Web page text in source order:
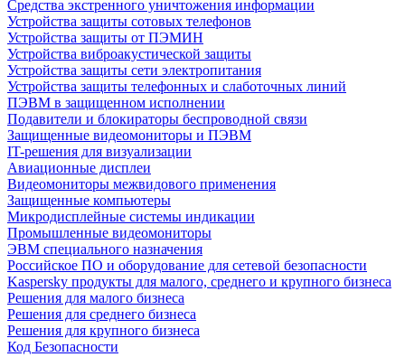
Средства экстренного уничтожения информации
Устройства защиты сотовых телефонов
Устройства защиты от ПЭМИН
Устройства виброакустической защиты
Устройства защиты сети электропитания
Устройства защиты телефонных и слаботочных линий
ПЭВМ в защищенном исполнении
Подавители и блокираторы беспроводной связи
Защищенные видеомониторы и ПЭВМ
IT-решения для визуализации
Авиационные дисплеи
Видеомониторы межвидового применения
Защищенные компьютеры
Микродисплейные системы индикации
Промышленные видеомониторы
ЭВМ специального назначения
Российское ПО и оборудование для сетевой безопасности
Kaspersky продукты для малого, среднего и крупного бизнеса
Решения для малого бизнеса
Решения для среднего бизнеса
Решения для крупного бизнеса
Код Безопасности